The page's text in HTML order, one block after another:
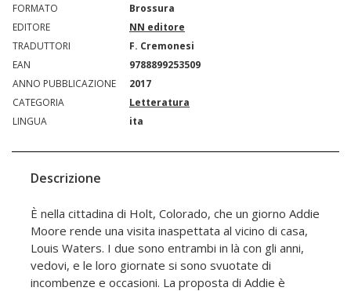
FORMATO
Brossura
EDITORE
NN editore
TRADUTTORI
F. Cremonesi
EAN
9788899253509
ANNO PUBBLICAZIONE
2017
CATEGORIA
Letteratura
LINGUA
ita
Descrizione
È nella cittadina di Holt, Colorado, che un giorno Addie
Moore rende una visita inaspettata al vicino di casa,
Louis Waters. I due sono entrambi in là con gli anni,
vedovi, e le loro giornate si sono svuotate di
incombenze e occasioni. La proposta di Addie è